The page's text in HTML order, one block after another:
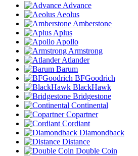
Advance
Aeolus
Amberstone
Aplus
Apollo
Armstrong
Atlander
Barum
BFGoodrich
BlackHawk
Bridgestone
Continental
Copartner
Cordiant
Diamondback
Distance
Double Coin